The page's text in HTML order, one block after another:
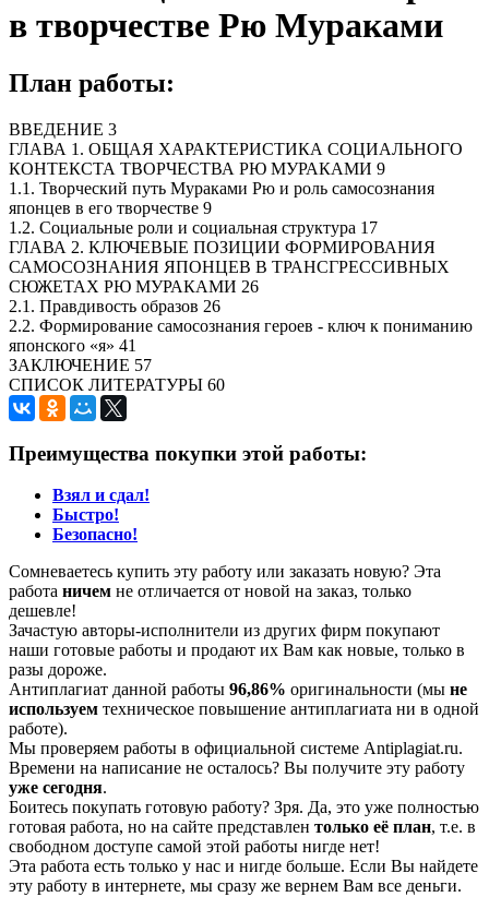
в творчестве Рю Мураками
План работы:
ВВЕДЕНИЕ 3
ГЛАВА 1. ОБЩАЯ ХАРАКТЕРИСТИКА СОЦИАЛЬНОГО
КОНТЕКСТА ТВОРЧЕСТВА РЮ МУРАКАМИ 9
1.1. Творческий путь Мураками Рю и роль самосознания
японцев в его творчестве 9
1.2. Социальные роли и социальная структура 17
ГЛАВА 2. КЛЮЧЕВЫЕ ПОЗИЦИИ ФОРМИРОВАНИЯ
САМОСОЗНАНИЯ ЯПОНЦЕВ В ТРАНСГРЕССИВНЫХ
СЮЖЕТАХ РЮ МУРАКАМИ 26
2.1. Правдивость образов 26
2.2. Формирование самосознания героев - ключ к пониманию
японского «я» 41
ЗАКЛЮЧЕНИЕ 57
СПИСОК ЛИТЕРАТУРЫ 60
Преимущества покупки этой работы:
Взял и сдал!
Быстро!
Безопасно!
Сомневаетесь купить эту работу или заказать новую? Эта
работа ничем не отличается от новой на заказ, только
дешевле!
Зачастую авторы-исполнители из других фирм покупают
наши готовые работы и продают их Вам как новые, только в
разы дороже.
Антиплагиат данной работы 96,86% оригинальности (мы не
используем техническое повышение антиплагиата ни в одной
работе).
Мы проверяем работы в официальной системе Аntiplagiat.ru.
Времени на написание не осталось? Вы получите эту работу
уже сегодня.
Боитесь покупать готовую работу? Зря. Да, это уже полностью
готовая работа, но на сайте представлен только её план, т.е. в
свободном доступе самой этой работы нигде нет!
Эта работа есть только у нас и нигде больше. Если Вы найдете
эту работу в интернете, мы сразу же вернем Вам все деньги.